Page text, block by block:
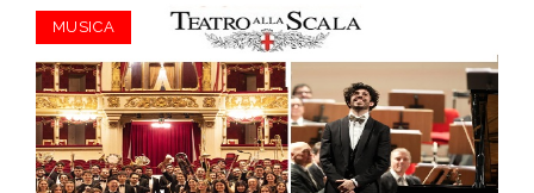
MUSICA